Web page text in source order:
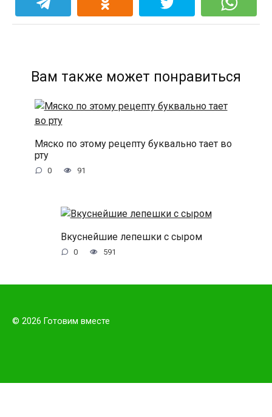
Вам также может понравиться
Мяско по этому рецепту буквально тает во
рту
0 91
Вкуснейшие лепешки с сыром
0 591
© 2026 Готовим вместе